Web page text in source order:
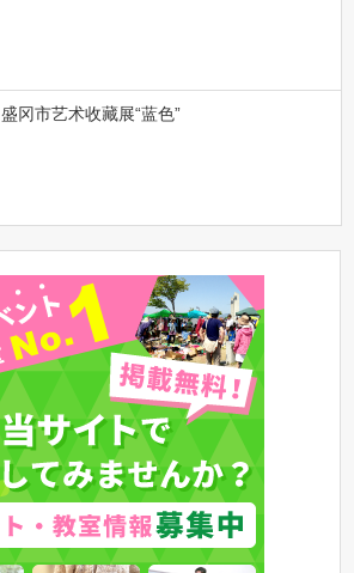
盛冈市艺术收藏展“蓝色”